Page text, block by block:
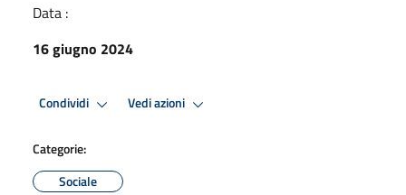
Data :
16 giugno 2024
Condividi Vedi azioni
Categorie:
Sociale